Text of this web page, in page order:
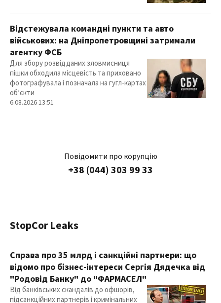
Відстежувала командні пункти та авто
військових: на Дніпропетровщині затримали
агентку ФСБ
Для збору розвідданих зловмисниця
пішки обходила місцевість та приховано
фотографувала і позначала на гугл-картах
об’єкти
6.08.2026 13:51
Повідомити про корупцію
+38 (044) 303 99 33
StopCor Leaks
Справа про 35 млрд і санкційні партнери: що
відомо про бізнес-інтереси Сергія Дядечка від
"Родовід Банку" до "ФАРМАСЕЛ"
Від банківських скандалів до офшорів,
підсанкційних партнерів і кримінальних